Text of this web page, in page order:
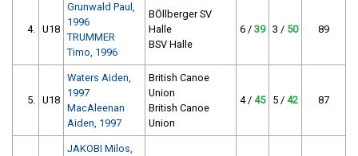
4. U18
Grunwald Paul,
1996
TRUMMER
Timo, 1996
BÖllberger SV
Halle
BSV Halle
6 / 39 3 / 50 89
5. U18
Waters Aiden,
1997
MacAleenan
Aiden, 1997
British Canoe
Union
British Canoe
Union
4 / 45 5 / 42 87
JAKOBI Milos,